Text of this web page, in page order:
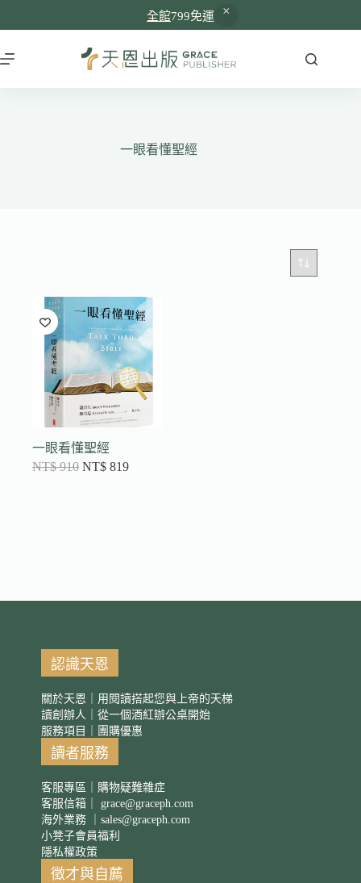
全館799免運
至
一眼看懂聖經
一眼看懂聖經
NT$910 NT$ 819
認識天恩
關於天恩｜用閱讀搭起您與上帝的天梯
讀創辦人｜從一個酒紅辦公桌開始
服務項目｜團購優惠
讀者服務
客服專區｜購物疑難雜症
客服信箱｜ grace@graceph.com
海外業務 ｜ sales@graceph.com
小凳子會員福利
隱私權政策
徵才與自薦